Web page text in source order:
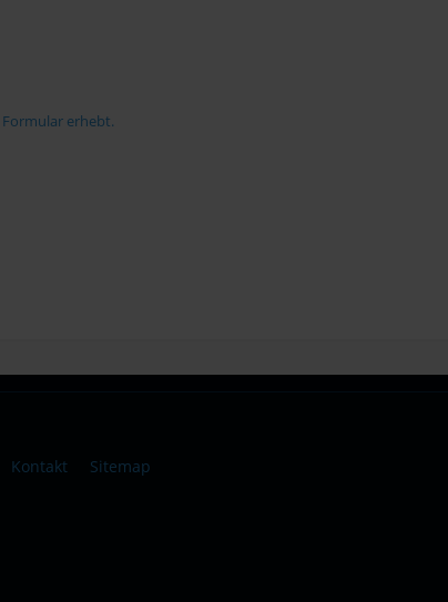
erhebt.
Kontakt Sitemap